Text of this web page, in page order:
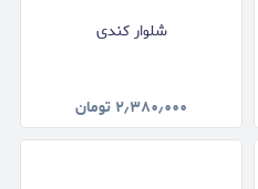
شلوار کندی
۲٫۳۸۰٫۰۰۰ تومان